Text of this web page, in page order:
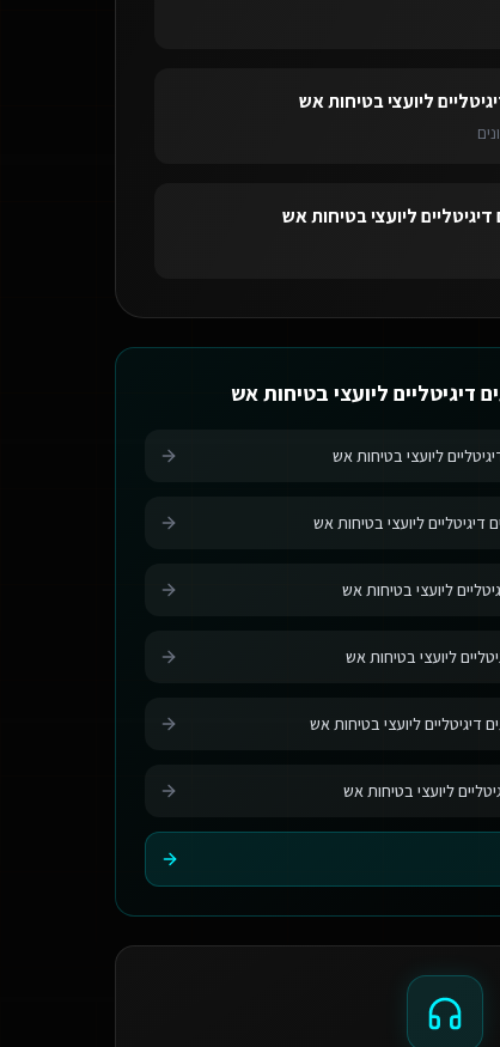
ליועצי בטיחות אש
דיגיטליים ליועצי בטיחות אש
דיגיטליים ליועצי בטיחות אש
ליועצי בטיחות אש
דיגיטליים ליועצי בטיחות אש
ליועצי בטיחות אש
ליועצי בטיחות אש
דיגיטליים ליועצי בטיחות אש
ליועצי בטיחות אש